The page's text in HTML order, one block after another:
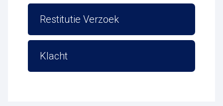
Restitutie Verzoek
Klacht